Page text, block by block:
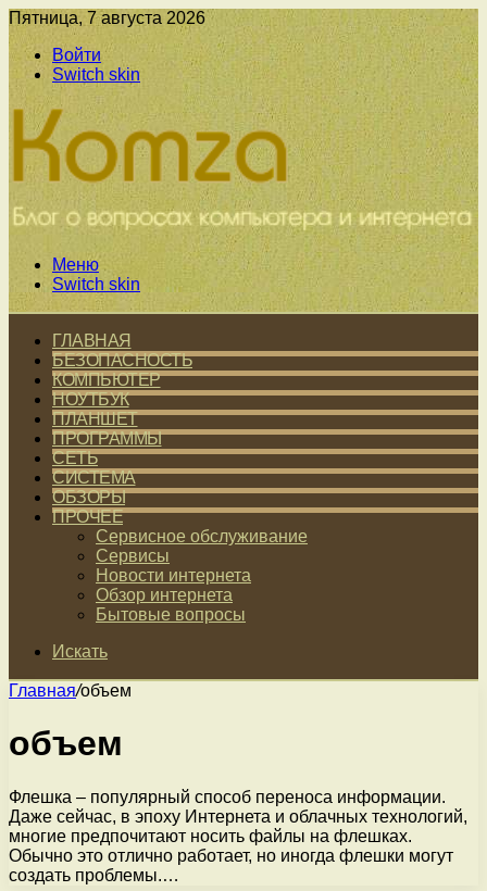
Пятница, 7 августа 2026
Войти
Switch skin
Меню
Switch skin
ГЛАВНАЯ
БЕЗОПАСНОСТЬ
КОМПЬЮТЕР
НОУТБУК
ПЛАНШЕТ
ПРОГРАММЫ
СЕТЬ
СИСТЕМА
ОБЗОРЫ
ПРОЧЕЕ
Сервисное обслуживание
Сервисы
Новости интернета
Обзор интернета
Бытовые вопросы
Искать
Главная/объем
объем
Флешка – популярный способ переноса информации.
Даже сейчас, в эпоху Интернета и облачных технологий,
многие предпочитают носить файлы на флешках.
Обычно это отлично работает, но иногда флешки могут
создать проблемы.…